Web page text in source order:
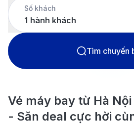
Số khách
1 hành khách
Tìm chuyến
Vé máy bay từ Hà
- Săn deal cực hời